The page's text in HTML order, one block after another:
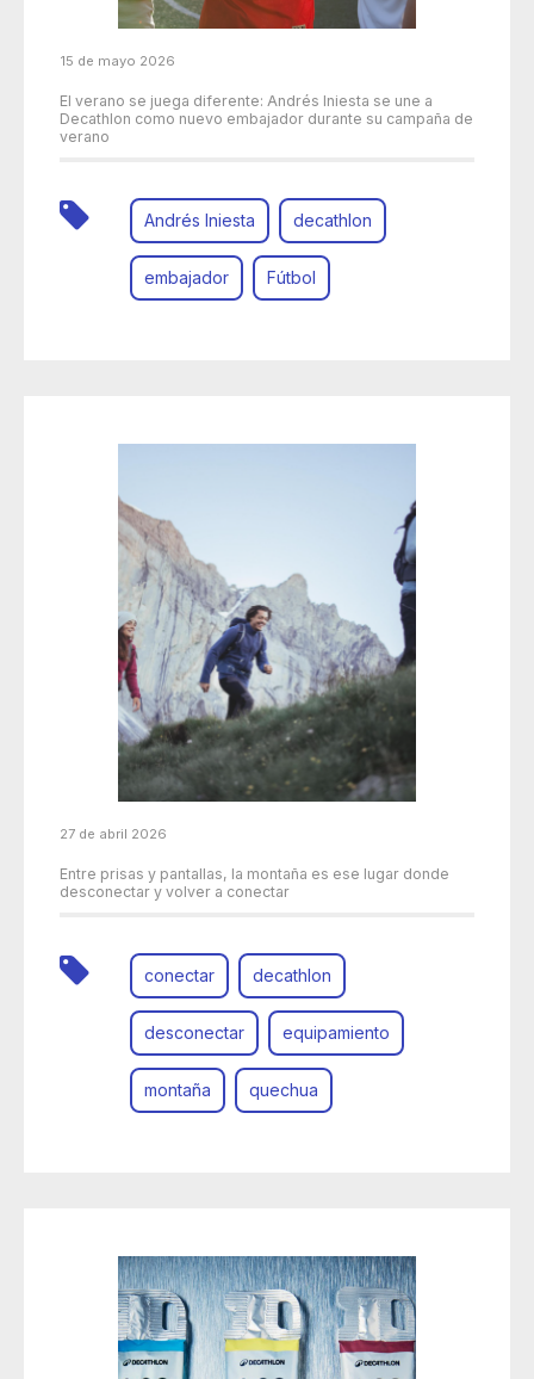
15 de mayo 2026
El verano se juega diferente: Andrés Iniesta se une a
Decathlon como nuevo embajador durante su campaña de
verano
Andrés Iniesta decathlon
embajador Fútbol
27 de abril 2026
Entre prisas y pantallas, la montaña es ese lugar donde
desconectar y volver a conectar
conectar decathlon
desconectar equipamiento
montaña quechua